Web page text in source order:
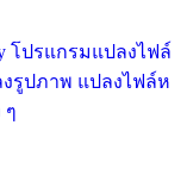
โปรแกรมแปลงไฟล์
รูปภาพ แปลงไฟล์ห
ๆ